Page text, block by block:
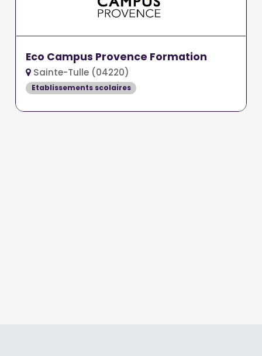
Eco Campus Provence Formation
Sainte-Tulle (04220)
Etablissements scolaires